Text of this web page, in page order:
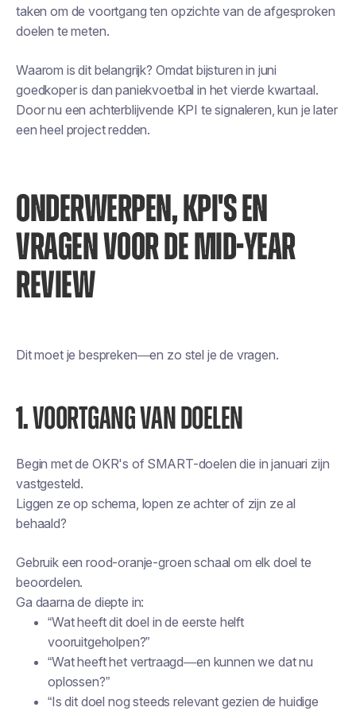
taken om de voortgang ten opzichte van de afgesproken
doelen te meten.
Waarom is dit belangrijk? Omdat bijsturen in juni
goedkoper is dan paniekvoetbal in het vierde kwartaal.
Door nu een achterblijvende KPI te signaleren, kun je later
een heel project redden.
ONDERWERPEN, KPI'S EN
VRAGEN VOOR DE MID-YEAR
REVIEW
Dit moet je bespreken—en zo stel je de vragen.
1.VOORTGANG VAN DOELEN
Begin met de OKR's of SMART-doelen die in januari zijn
vastgesteld.
Liggen ze op schema, lopen ze achter of zijn ze al
behaald?
Gebruik een rood-oranje-groen schaal om elk doel te
beoordelen.
Ga daarna de diepte in:
“Wat heeft dit doel in de eerste helft
vooruitgeholpen?”
“Wat heeft het vertraagd—en kunnen we dat nu
oplossen?”
“Is dit doel nog steeds relevant gezien de huidige